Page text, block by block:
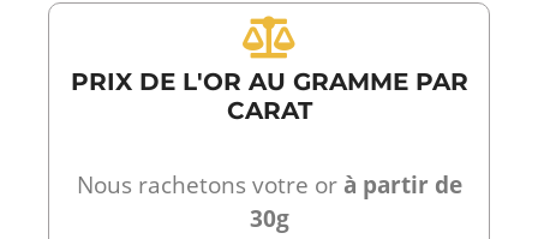
PRIX DE L'OR AU GRAMME PAR
CARAT
Nous rachetons votre orà partir de
30g